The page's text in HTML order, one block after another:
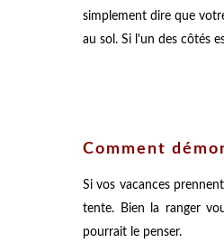
simplement dire que
au sol. Si l'un des côtés
Comment
Si vos vacances
tente. Bien la ranger
pourrait le penser.